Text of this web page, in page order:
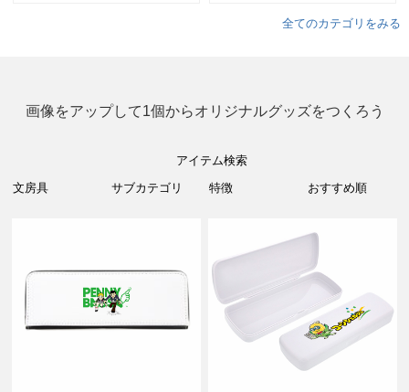
全てのカテゴリをみる
画像をアップして1個からオリジナルグッズをつくろう
アイテム検索